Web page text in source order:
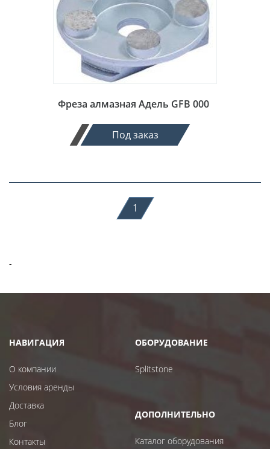
Фреза алмазная Адель GFB 000
Под заказ
1
-
НАВИГАЦИЯ
О компании
Условия аренды
Доставка
Блог
Контакты
ОБОРУДОВАНИЕ
Splitstone
ДОПОЛНИТЕЛЬНО
Каталог оборудования